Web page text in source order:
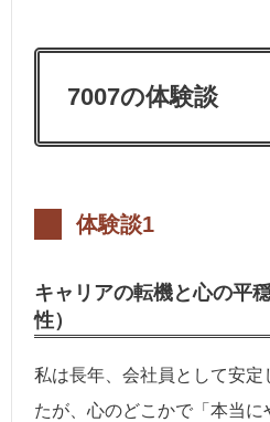
7007の体験談
体験談1
キャリアの転機と心の平
性）
私は長年、会社員として安定
たが、心のどこかで「本当に